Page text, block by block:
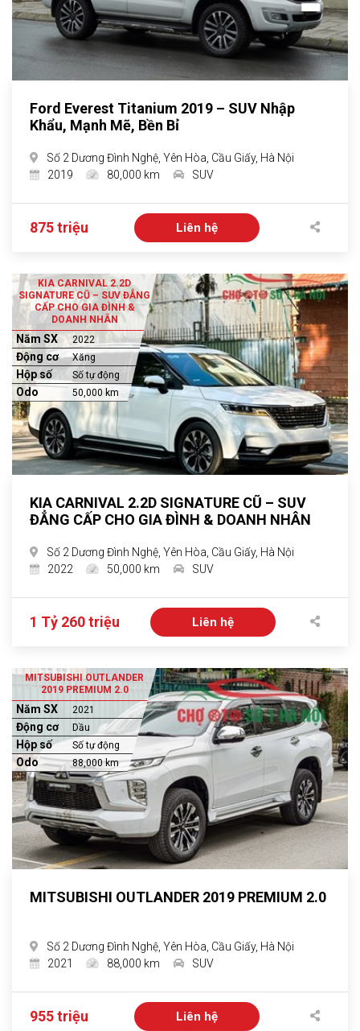
Ford Everest Titanium 2019 – SUV Nhập
Khẩu, Mạnh Mẽ, Bền Bỉ
Số 2 Dương Đình Nghệ, Yên Hòa, Cầu Giấy, Hà Nội
2019
80,000 km SUV
875 triệu Liên hệ
KIA CARNIVAL 2.2D
SIGNATURE CŨ – SUV ĐẲNG
CẤP CHO GIA ĐÌNH &
DOANH NHÂN
Năm SX 2022
Động cơ Xăng
Hộp số Số tự động
Odo 50,000 km
KIA CARNIVAL 2.2D SIGNATURE CŨ – SUV
ĐẲNG CẤP CHO GIA ĐÌNH & DOANH NHÂN
Số 2 Dương Đình Nghệ, Yên Hòa, Cầu Giấy, Hà Nội
2022
50,000 km SUV
1 Tỷ 260 triệu Liên hệ
MITSUBISHI OUTLANDER
2019 PREMIUM 2.0
Năm SX 2021
Động cơ Dầu
Hộp số Số tự động
Odo 88,000 km
MITSUBISHI OUTLANDER 2019 PREMIUM 2.0
Số 2 Dương Đình Nghệ, Yên Hòa, Cầu Giấy, Hà Nội
2021
88,000 km SUV
955 triệu Liên hệ